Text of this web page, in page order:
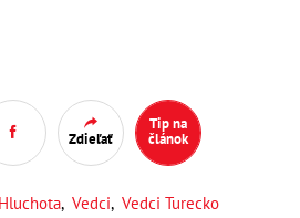
Zdieľať
Tip na
článok
Hluchota, Vedci, Vedci Turecko